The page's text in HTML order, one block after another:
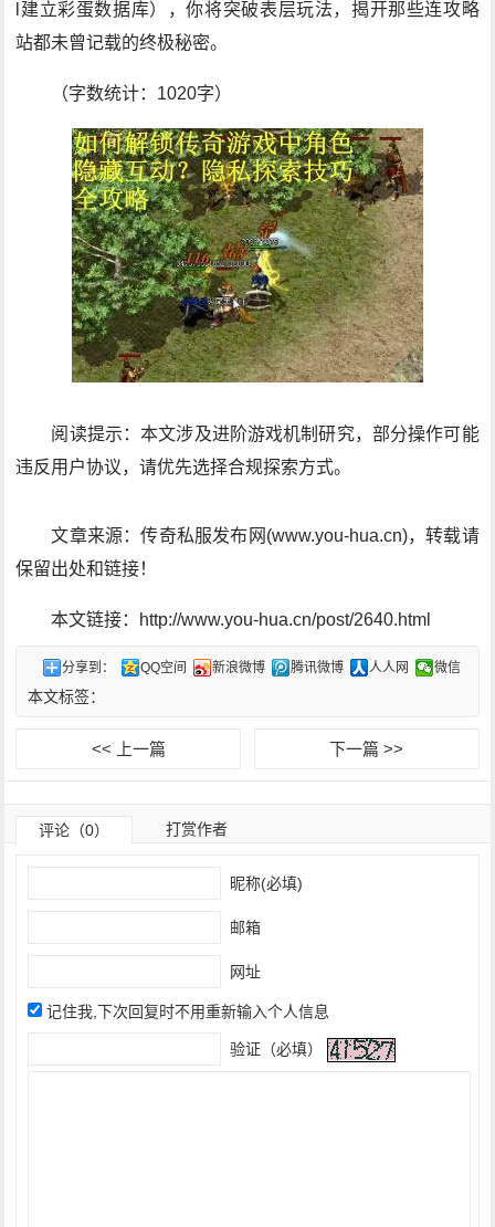
l建立彩蛋数据库），你将突破表层玩法，揭开那些连攻略
站都未曾记载的终极秘密。
（字数统计：1020字）
阅读提示：本文涉及进阶游戏机制研究，部分操作可能
违反用户协议，请优先选择合规探索方式。
文章来源：传奇私服发布网(www.you-hua.cn)，转载请
保留出处和链接！
本文链接：http://www.you-hua.cn/post/2640.html
分享到： QQ空间 新浪微博 腾讯微博 人人网 微信
本文标签：
<< 上一篇 下一篇 >>
评论（0） 打赏作者
昵称(必填)
邮箱
网址
记住我,下次回复时不用重新输入个人信息
验证（必填）